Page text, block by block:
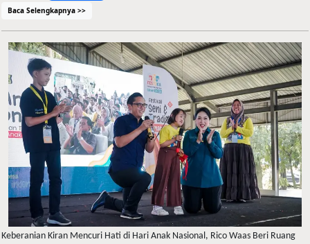
Baca Selengkapnya >>
Keberanian Kiran Mencuri Hati di Hari Anak Nasional, Rico Waas Beri Ruang